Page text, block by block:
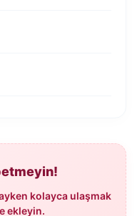
kolayca ulaşmak
ekleyin.